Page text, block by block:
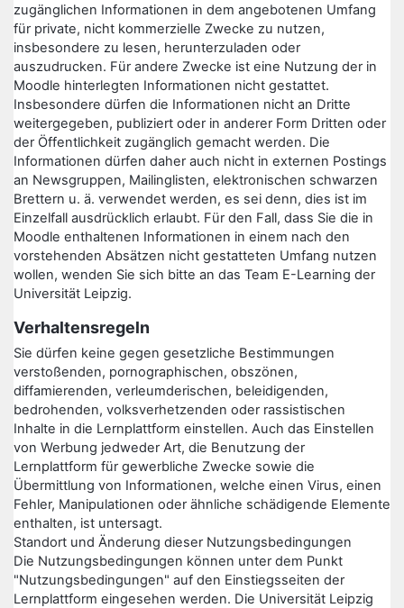
zugänglichen Informationen in dem angebotenen Umfang
für private, nicht kommerzielle Zwecke zu nutzen,
insbesondere zu lesen, herunterzuladen oder
auszudrucken. Für andere Zwecke ist eine Nutzung der in
Moodle hinterlegten Informationen nicht gestattet.
Insbesondere dürfen die Informationen nicht an Dritte
weitergegeben, publiziert oder in anderer Form Dritten oder
der Öffentlichkeit zugänglich gemacht werden. Die
Informationen dürfen daher auch nicht in externen Postings
an Newsgruppen, Mailinglisten, elektronischen schwarzen
Brettern u. ä. verwendet werden, es sei denn, dies ist im
Einzelfall ausdrücklich erlaubt. Für den Fall, dass Sie die in
Moodle enthaltenen Informationen in einem nach den
vorstehenden Absätzen nicht gestatteten Umfang nutzen
wollen, wenden Sie sich bitte an das Team E-Learning der
Universität Leipzig.
Verhaltensregeln
Sie dürfen keine gegen gesetzliche Bestimmungen
verstoßenden, pornographischen, obszönen,
diffamierenden, verleumderischen, beleidigenden,
bedrohenden, volksverhetzenden oder rassistischen
Inhalte in die Lernplattform einstellen. Auch das Einstellen
von Werbung jedweder Art, die Benutzung der
Lernplattform für gewerbliche Zwecke sowie die
Übermittlung von Informationen, welche einen Virus, einen
Fehler, Manipulationen oder ähnliche schädigende Elemente
enthalten, ist untersagt.
Standort und Änderung dieser Nutzungsbedingungen
Die Nutzungsbedingungen können unter dem Punkt
"Nutzungsbedingungen" auf den Einstiegsseiten der
Lernplattform eingesehen werden. Die Universität Leipzig